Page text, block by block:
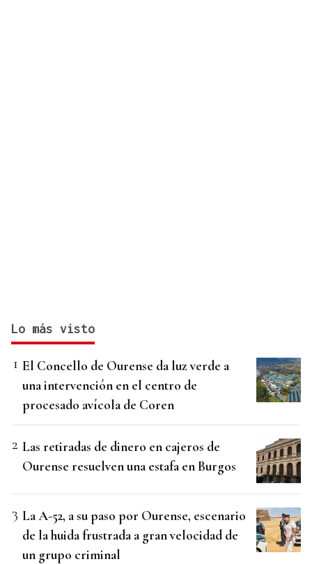
Lo más visto
El Concello de Ourense da luz verde a
una intervención en el centro de
procesado avícola de Coren
Las retiradas de dinero en cajeros de
Ourense resuelven una estafa en Burgos
La A-52, a su paso por Ourense, escenario
de la huida frustrada a gran velocidad de
un grupo criminal